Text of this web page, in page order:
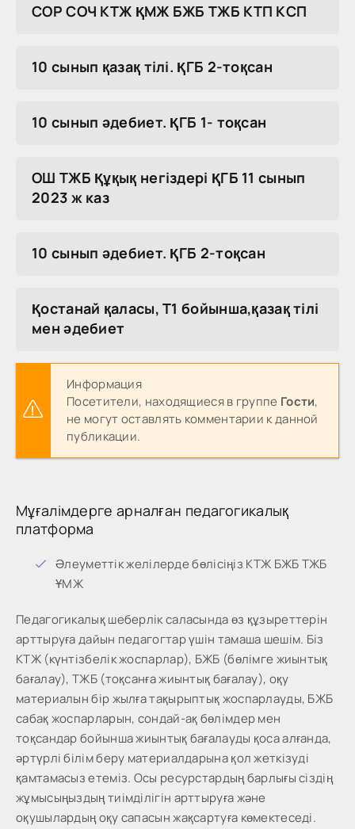
COP COЧ KTЖ ҚMЖ БЖБ TЖБ KTП KCП
10 сынып қазақ тілі. ҚГБ 2-тоқсан
10 сынып әдебиет. ҚГБ 1- тоқсан
ОШ ТЖБ Құқық негіздері ҚГБ 11 сынып
2023 ж каз
10 сынып әдебиет. ҚГБ 2-тоқсан
Қостанай қаласы, Т1 бойынша,қазақ тілі
мен әдебиет
Информация
Посетители, находящиеся в группе Гости,
не могут оставлять комментарии к данной
публикации.
Мұғалімдерге арналған педагогикалық
платформа
Әлеуметтік желілерде бөлісіңіз КТЖ БЖБ ТЖБ
ҰМЖ
Педагогикалық шеберлік саласында өз құзыреттерін
арттыруға дайын педагогтар үшін тамаша шешім. Біз
КТЖ (күнтізбелік жоспарлар), БЖБ (бөлімге жиынтық
бағалау), ТЖБ (тоқсанға жиынтық бағалау), оқу
материалын бір жылға тақырыптық жоспарлауды, БЖБ
сабақ жоспарларын, сондай-ақ бөлімдер мен
тоқсандар бойынша жиынтық бағалауды қоса алғанда,
әртүрлі білім беру материалдарына қол жеткізуді
қамтамасыз етеміз. Осы ресурстардың барлығы сіздің
жұмысыңыздың тиімділігін арттыруға және
оқушылардың оқу сапасын жақсартуға көмектеседі.